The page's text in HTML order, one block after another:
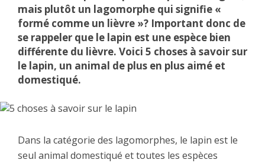
mais plutôt un lagomorphe qui signifie «
formé comme un lièvre »? Important donc de
se rappeler que le lapin est une espèce bien
différente du lièvre. Voici 5 choses à savoir sur
le lapin, un animal de plus en plus aimé et
domestiqué.
Dans la catégorie des lagomorphes, le lapin est le
seul animal domestiqué et toutes les espèces